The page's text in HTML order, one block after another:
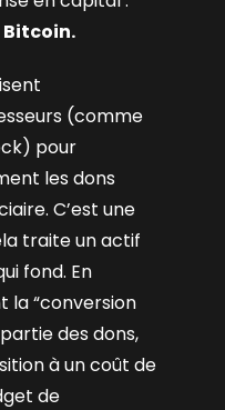
Bitcoin.
(comme
pour
les dons
C’est une
traite un actif
fond. En
la “conversion
des dons,
à un coût de
de